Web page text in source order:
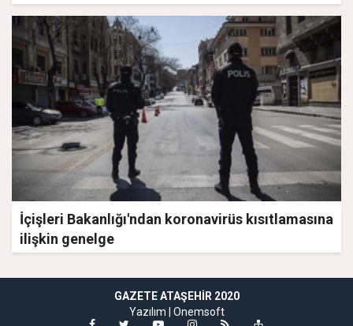
İçişleri Bakanlığı'ndan koronavirüs kısıtlamasına
ilişkin genelge
GAZETE ATAŞEHIR 2020
Yazılım | Onemsoft